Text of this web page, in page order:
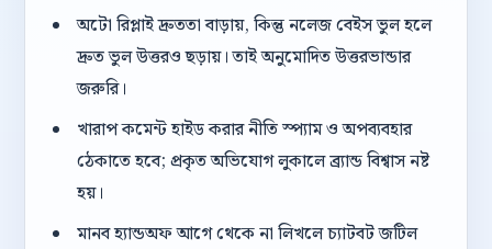
অটো রিপ্লাই দ্রুততা বাড়ায়, কিন্তু নলেজ বেইস ভুল হলে
দ্রুত ভুল উত্তরও ছড়ায়। তাই অনুমোদিত উত্তরভান্ডার
জরুরি।
খারাপ কমেন্ট হাইড করার নীতি স্প্যাম ও অপব্যবহার
ঠেকাতে হবে; প্রকৃত অভিযোগ লুকালে ব্র্যান্ড বিশ্বাস নষ্ট
হয়।
মানব হ্যান্ডঅফ আগে থেকে না লিখলে চ্যাটবট জটিল